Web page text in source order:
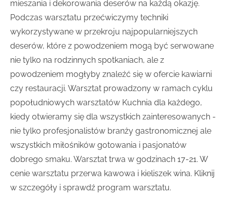
mieszania i dekorowania deserów na każdą okazję.
Podczas warsztatu przećwiczymy techniki
wykorzystywane w przekroju najpopularniejszych
deserów, które z powodzeniem mogą być serwowane
nie tylko na rodzinnych spotkaniach, ale z
powodzeniem mogłyby znaleźć się w ofercie kawiarni
czy restauracji. Warsztat prowadzony w ramach cyklu
popołudniowych warsztatów Kuchnia dla każdego,
kiedy otwieramy się dla wszystkich zainteresowanych -
nie tylko profesjonalistów branży gastronomicznej ale
wszystkich miłośników gotowania i pasjonatów
dobrego smaku. Warsztat trwa w godzinach 17-21. W
cenie warsztatu przerwa kawowa i kieliszek wina. Kliknij
w szczegóły i sprawdź program warsztatu.